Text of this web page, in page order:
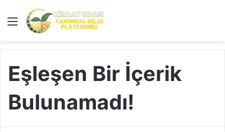
Menü
...
Eşleşen Bir İçerik
Bulunamadı!